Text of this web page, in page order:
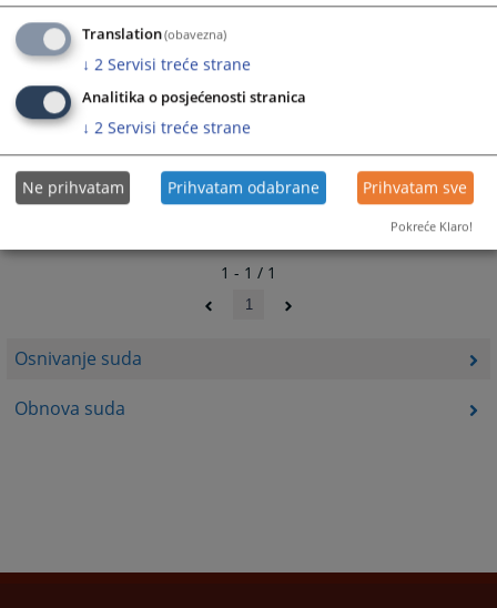
Osnivanje suda
Obnova suda
1 - 1 / 1
1
Translation(obavezna)
↓ 2 Servisi treće strane
Analitika o posjećenosti stranica
↓ 2 Servisi treće strane
Ne prihvatam Prihvatam odabrane Prihvatam sve
Pokreće Klaro!